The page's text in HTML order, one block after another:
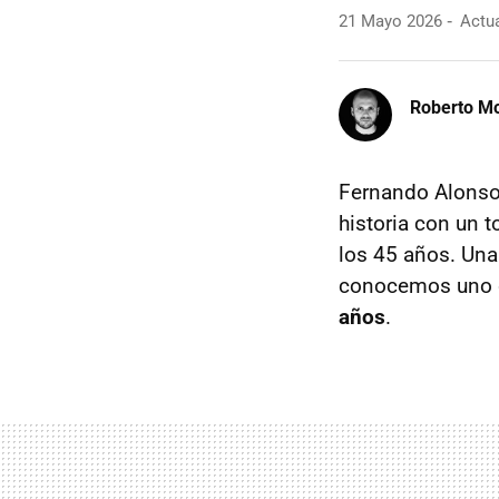
21 Mayo 2026
Roberto
Fernando
historia con un
los 45 años.
conocemos
años.